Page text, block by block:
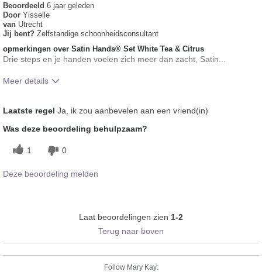
Beoordeeld 6 jaar geleden
Door Yisselle
van Utrecht
Jij bent? Zelfstandige schoonheidsconsultant
opmerkingen over Satin Hands® Set White Tea & Citrus
Drie steps en je handen voelen zich meer dan zacht, Satin...
Meer details
gebruikservaring met dit
product?
huid prettig, Wordt goed
geabsorbeerd
Laatste regel Ja, ik zou aanbevelen aan een vriend(in)
Was deze beoordeling behulpzaam?
1 0
Deze beoordeling melden
Laat beoordelingen zien 1-2
Terug naar boven
Follow Mary Kay: